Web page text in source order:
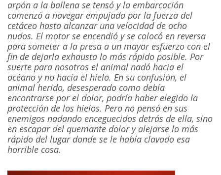
arpón a la ballena se tensó y la embarcación
comenzó a navegar empujada por la fuerza del
cetáceo hasta alcanzar una velocidad de ocho
nudos. El motor se encendió y se colocó en reversa
para someter a la presa a un mayor esfuerzo con el
fin de dejarla exhausta lo más rápido posible. Por
suerte para nosotros el animal nadó hacia el
océano y no hacía el hielo. En su confusión, el
animal herido, desesperado como debía
encontrarse por el dolor, podría haber elegido la
protección de los hielos. Pero no pensó en sus
enemigos nadando enceguecidos detrás de ella, sino
en escapar del quemante dolor y alejarse lo más
rápido del lugar donde se le había clavado esa
horrible cosa.